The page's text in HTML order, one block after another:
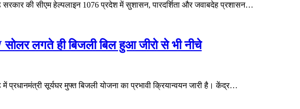
सरकार की सीएम हेल्पलाइन 1076 प्रदेश में सुशासन, पारदर्शिता और जवाबदेह प्रशासन…
लगते ही बिजली बिल हुआ जीरो से भी नीचे
प्रधानमंत्री सूर्यघर मुफ्त बिजली योजना का प्रभावी क्रियान्वयन जारी है। केंद्र…